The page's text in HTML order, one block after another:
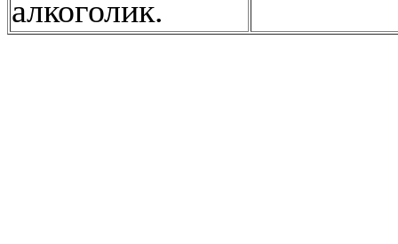
алкоголик.